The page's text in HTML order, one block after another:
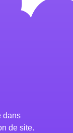
dans
de site.